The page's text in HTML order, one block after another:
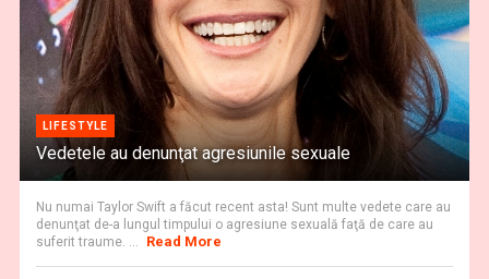
LIFESTYLE
Vedetele au denunţat agresiunile sexuale
Nu numai Taylor Swift a făcut recent asta! Sunt multe vedete care au
denunţat de-a lungul timpului o agresiune sexuală faţă de care au
suferit traume. ...
Read More